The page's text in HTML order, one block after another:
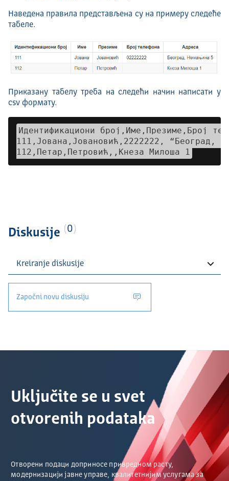
Наведена правила представљена су на примеру следеће
табеле.
Приказану табелу треба на следећи начин написати у
csv формату.
Идентификациони броj,Име,Презиме,Број
111,Јована,Јовановић,2222222, “Београд,
Diskusije 0
Započni novu diskusiju
Uključite se u svet
otvorenih podataka
Отворени подаци доприносе привредном расту,
модернизацији јавне управе, квалитетнијим услугама за